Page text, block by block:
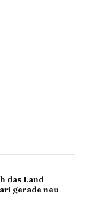
das Land
gerade neu